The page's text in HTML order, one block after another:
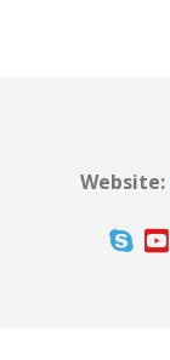
Website: